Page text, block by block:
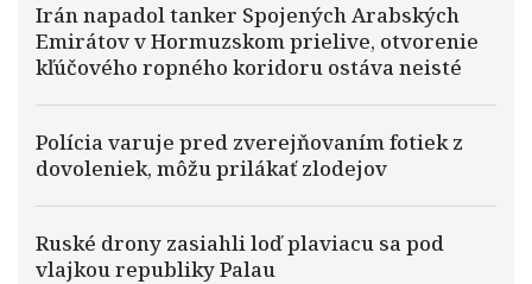
Irán napadol tanker Spojených Arabských
Emirátov v Hormuzskom prielive, otvorenie
kľúčového ropného koridoru ostáva neisté
Polícia varuje pred zverejňovaním fotiek z
dovoleniek, môžu prilákať zlodejov
Ruské drony zasiahli loď plaviacu sa pod
vlajkou republiky Palau